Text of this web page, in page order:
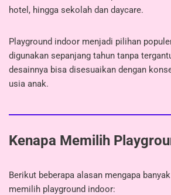
hotel, hingga sekolah dan daycare.
Playground indoor menjadi pilihan
digunakan sepanjang tahun tanpa
desainnya bisa disesuaikan dengan
usia anak.
Kenapa Memilih
Berikut beberapa alasan mengapa
memilih playground indoor: